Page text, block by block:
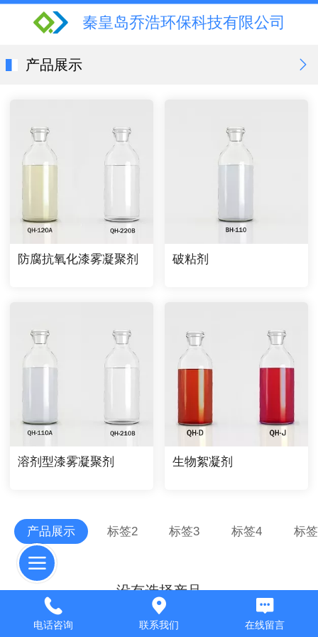
秦皇岛乔浩环保科技有限公司
产品展示
防腐抗氧化漆雾凝聚剂 破粘剂
溶剂型漆雾凝聚剂 生物絮凝剂
产品展示 标签2 标签3 标签4 标
没有选择产品
电话咨询 联系我们 在线留言